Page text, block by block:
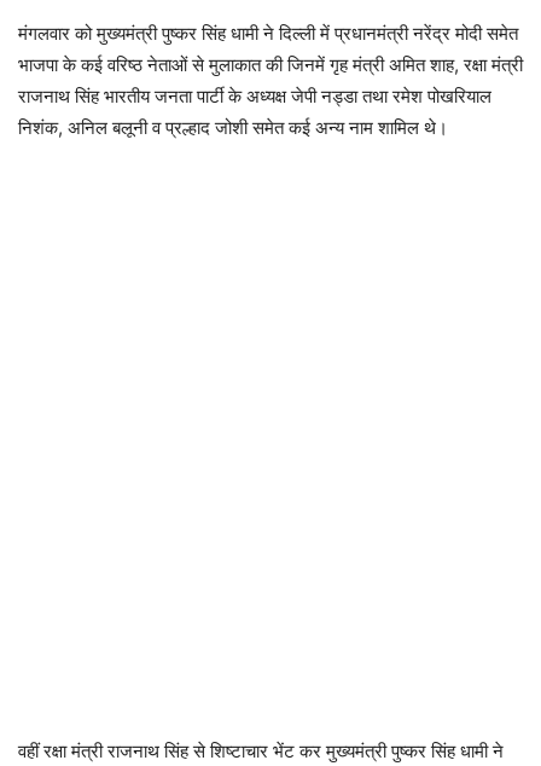
मंगलवार को मुख्यमंत्री पुष्कर सिंह धामी ने दिल्ली में प्रधानमंत्री नरेंद्र मोदी समेत
भाजपा के कई वरिष्ठ नेताओं से मुलाकात की जिनमें गृह मंत्री अमित शाह, रक्षा मंत्री
राजनाथ सिंह भारतीय जनता पार्टी के अध्यक्ष जेपी नड्डा तथा रमेश पोखरियाल
निशंक, अनिल बलूनी व प्रल्हाद जोशी समेत कई अन्य नाम शामिल थे।
वहीं रक्षा मंत्री राजनाथ सिंह से शिष्टाचार भेंट कर मुख्यमंत्री पुष्कर सिंह धामी ने